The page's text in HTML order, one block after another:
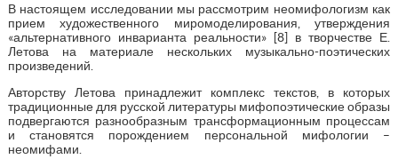
В настоящем исследовании мы рассмотрим неомифологизм как
прием художественного миромоделирования, утверждения
«альтернативного инварианта реальности» [8] в творчестве Е.
Летова на материале нескольких музыкально-поэтических
произведений.
Авторству Летова принадлежит комплекс текстов, в которых
традиционные для русской литературы мифопоэтические образы
подвергаются разнообразным трансформационным процессам
и становятся порождением персональной мифологии –
неомифами.